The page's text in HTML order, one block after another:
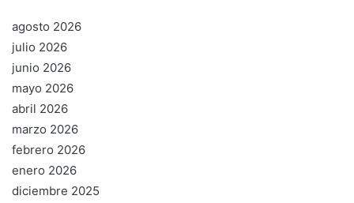
agosto 2026
julio 2026
junio 2026
mayo 2026
abril 2026
marzo 2026
febrero 2026
enero 2026
diciembre 2025